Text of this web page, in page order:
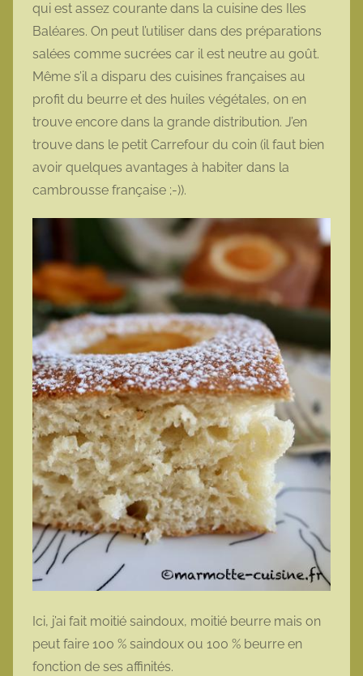
qui est assez courante dans la cuisine des Iles
Baléares. On peut l’utiliser dans des préparations
salées comme sucrées car il est neutre au goût.
Même s’il a disparu des cuisines françaises au
profit du beurre et des huiles végétales, on en
trouve encore dans la grande distribution. J’en
trouve dans le petit Carrefour du coin (il faut bien
avoir quelques avantages à habiter dans la
cambrousse française ;-)).
Ici, j’ai fait moitié saindoux, moitié beurre mais on
peut faire 100 % saindoux ou 100 % beurre en
fonction de ses affinités.